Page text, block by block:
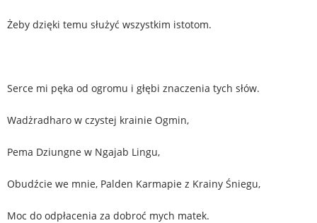
Żeby dzięki temu służyć wszystkim istotom.
Serce mi pęka od ogromu i głębi znaczenia tych słów.
Wadżradharo w czystej krainie Ogmin,
Pema Dziungne w Ngajab Lingu,
Obudźcie we mnie, Palden Karmapie z Krainy Śniegu,
Moc do odpłacenia za dobroć mych matek.